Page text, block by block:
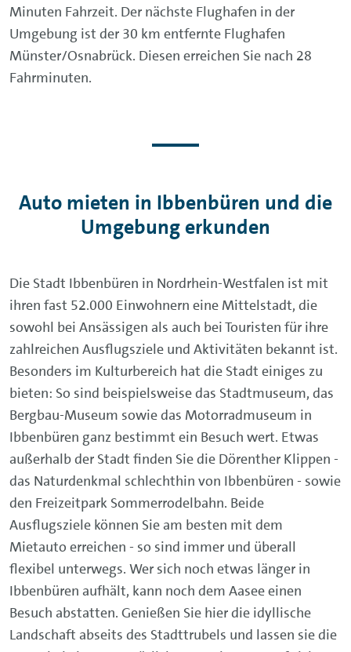
Minuten Fahrzeit. Der nächste Flughafen in der
Umgebung ist der 30 km entfernte Flughafen
Münster/Osnabrück. Diesen erreichen Sie nach 28
Fahrminuten.
Auto mieten in Ibbenbüren und die
Umgebung erkunden
Die Stadt Ibbenbüren in Nordrhein-Westfalen ist mit
ihren fast 52.000 Einwohnern eine Mittelstadt, die
sowohl bei Ansässigen als auch bei Touristen für ihre
zahlreichen Ausflugsziele und Aktivitäten bekannt ist.
Besonders im Kulturbereich hat die Stadt einiges zu
bieten: So sind beispielsweise das Stadtmuseum, das
Bergbau-Museum sowie das Motorradmuseum in
Ibbenbüren ganz bestimmt ein Besuch wert. Etwas
außerhalb der Stadt finden Sie die Dörenther Klippen -
das Naturdenkmal schlechthin von Ibbenbüren - sowie
den Freizeitpark Sommerrodelbahn. Beide
Ausflugsziele können Sie am besten mit dem
Mietauto erreichen - so sind immer und überall
flexibel unterwegs. Wer sich noch etwas länger in
Ibbenbüren aufhält, kann noch dem Aasee einen
Besuch abstatten. Genießen Sie hier die idyllische
Landschaft abseits des Stadttrubels und lassen sie die